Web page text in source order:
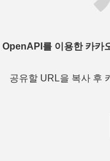
OpenAPI를 이용한 카카
공유할 URL을 복사 후